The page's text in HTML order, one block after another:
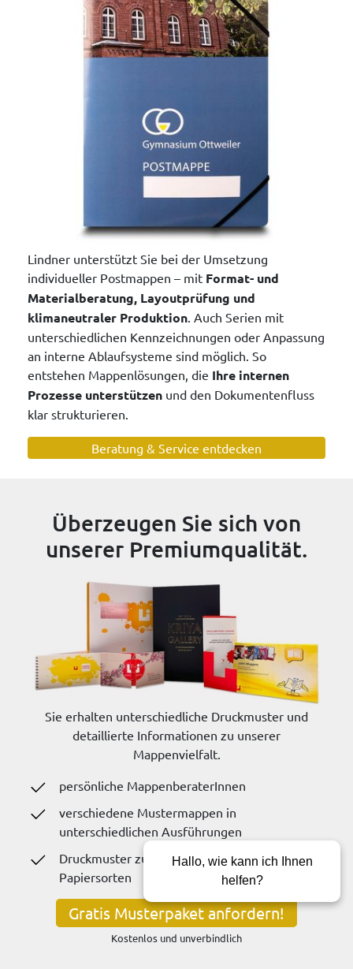
Lindner unterstützt Sie bei der Umsetzung
individueller Postmappen – mit Format- und
Materialberatung, Layoutprüfung und
klimaneutraler Produktion . Auch Serien mit
unterschiedlichen Kennzeichnungen oder Anpassung
an interne Ablaufsysteme sind möglich. So
entstehen Mappenlösungen, die Ihre internen
Prozesse unterstützen und den Dokumentenfluss
klar strukturieren.
Beratung & Service entdecken
Überzeugen Sie sich von
unserer Premiumqualität.
Sie erhalten unterschiedliche Druckmuster und
detaillierte Informationen zu unserer
Mappenvielfalt.
persönliche MappenberaterInnen
verschiedene Mustermappen in
unterschiedlichen Ausführungen
Druckmuster zu Logoveredelung und
Papiersorten
Gratis Musterpaket anfordern!
Kostenlos und unverbindlich
Hallo, wie kann ich Ihnen
helfen?